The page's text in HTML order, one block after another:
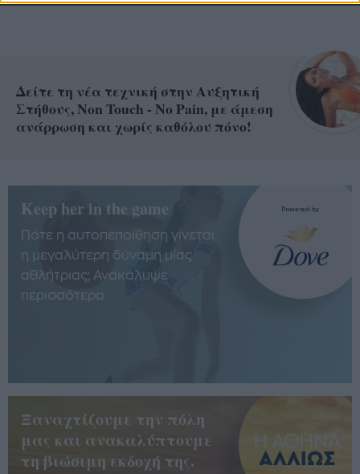
Δείτε τη νέα τεχνική στην Αυξητική
Στήθους, Non Touch - No Pain, με άμεση
ανάρρωση και χωρίς καθόλου πόνο!
Keep her in the game
Πότε η αυτοπεποίθηση γίνεται
η μεγαλύτερη δύναμη μίας
αθλήτριας; Ανακάλυψε
περισσότερα
Ξαναχτίζουμε την πόλη
μας και ανακαλύπτουμε
τη βιώσιμη εκδοχή της.